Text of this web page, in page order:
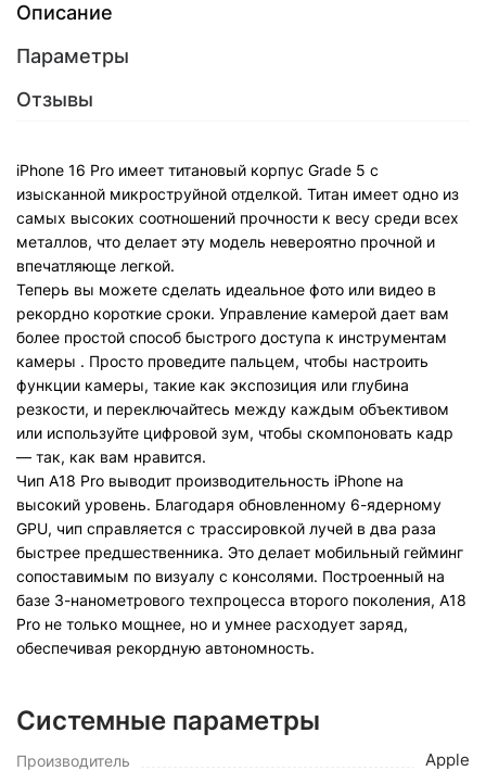
Описание
Параметры
Отзывы
iPhone 16 Pro имеет титановый корпус Grade 5 с
изысканной микроструйной отделкой. Титан имеет одно из
самых высоких соотношений прочности к весу среди всех
металлов, что делает эту модель невероятно прочной и
впечатляюще легкой.
Теперь вы можете сделать идеальное фото или видео в
рекордно короткие сроки. Управление камерой дает вам
более простой способ быстрого доступа к инструментам
камеры . Просто проведите пальцем, чтобы настроить
функции камеры, такие как экспозиция или глубина
резкости, и переключайтесь между каждым объективом
или используйте цифровой зум, чтобы скомпоновать кадр
— так, как вам нравится.
Чип A18 Pro выводит производительность iPhone на
высокий уровень. Благодаря обновленному 6-ядерному
GPU, чип справляется с трассировкой лучей в два раза
быстрее предшественника. Это делает мобильный гейминг
сопоставимым по визуалу с консолями. Построенный на
базе 3-нанометрового техпроцесса второго поколения, A18
Pro не только мощнее, но и умнее расходует заряд,
обеспечивая рекордную автономность.
Системные параметры
Производитель Apple